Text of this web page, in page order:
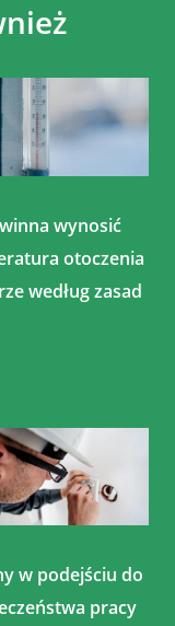
wynosić
otoczenia
według zasad
w podejściu do
pracy